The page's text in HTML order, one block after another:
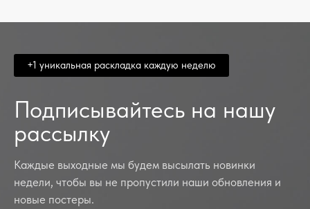
+1 уникальная раскладка каждую неделю
Подписывайтесь на нашу
рассылку
Каждые выходные мы будем высылать новинки
недели, чтобы вы не пропустили наши обновления и
новые постеры.